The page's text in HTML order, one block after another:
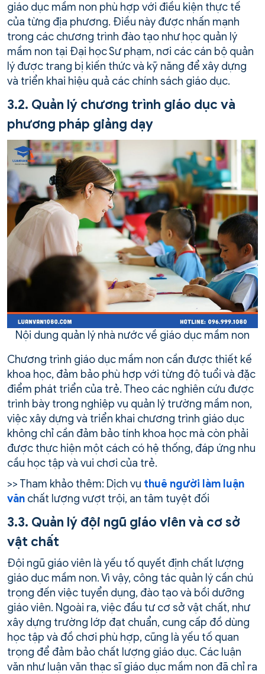
giáo dục mầm non phù hợp với điều kiện thực tế
của từng địa phương. Điều này được nhấn mạnh
trong các chương trình đào tạo như học quản lý
mầm non tại Đại học Sư phạm, nơi các cán bộ quản
lý được trang bị kiến thức và kỹ năng để xây dựng
và triển khai hiệu quả các chính sách giáo dục.
3.2. Quản lý chương trình giáo dục và
phương pháp giảng dạy
Nội dung quản lý nhà nước về giáo dục mầm non
Chương trình giáo dục mầm non cần được thiết kế
khoa học, đảm bảo phù hợp với từng độ tuổi và đặc
điểm phát triển của trẻ. Theo các nghiên cứu được
trình bày trong nghiệp vụ quản lý trường mầm non,
việc xây dựng và triển khai chương trình giáo dục
không chỉ cần đảm bảo tính khoa học mà còn phải
được thực hiện một cách có hệ thống, đáp ứng nhu
cầu học tập và vui chơi của trẻ.
>> Tham khảo thêm: Dịch vụ thuê người làm luận
văn chất lượng vượt trội, an tâm tuyệt đối
3.3. Quản lý đội ngũ giáo viên và cơ sở
vật chất
Đội ngũ giáo viên là yếu tố quyết định chất lượng
giáo dục mầm non. Vì vậy, công tác quản lý cần chú
trọng đến việc tuyển dụng, đào tạo và bồi dưỡng
giáo viên. Ngoài ra, việc đầu tư cơ sở vật chất, như
xây dựng trường lớp đạt chuẩn, cung cấp đồ dùng
học tập và đồ chơi phù hợp, cũng là yếu tố quan
trọng để đảm bảo chất lượng giáo dục. Các luận
văn như luận văn thạc sĩ giáo dục mầm non đã chỉ ra